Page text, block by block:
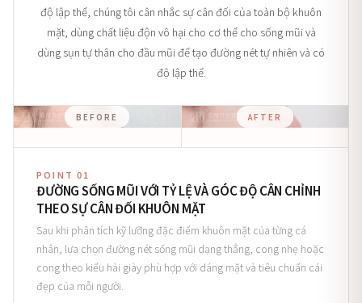
độ lập thể, chúng tôi cân nhắc sự cân đối của toàn bộ khuôn
mặt, dùng chất liệu độn vô hại cho cơ thể cho sống mũi và
dùng sụn tự thân cho đầu mũi để tạo đường nét tự nhiên và có
độ lập thể.
BEFORE AFTER
POINT 01
ĐƯỜNG SỐNG MŨI VỚI TỶ LỆ VÀ GÓC ĐỘ CÂN CHỈNH
THEO SỰ CÂN ĐỐI KHUÔN MẶT
Sau khi phân tích kỹ lưỡng đặc điểm khuôn mặt của từng cá
nhân, lựa chọn đường nét sống mũi dạng thẳng, cong nhẹ hoặc
cong theo kiểu hài giày phù hợp với dáng mặt và tiêu chuẩn cái
đẹp của mỗi người.